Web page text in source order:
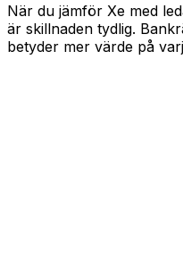
När du jämför Xe med
är skillnaden tydlig.
betyder mer värde på